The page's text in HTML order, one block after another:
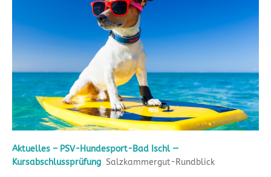
Aktuelles – PSV-Hundesport-Bad Ischl —
Kursabschlussprüfung Salzkammergut-Rundblick